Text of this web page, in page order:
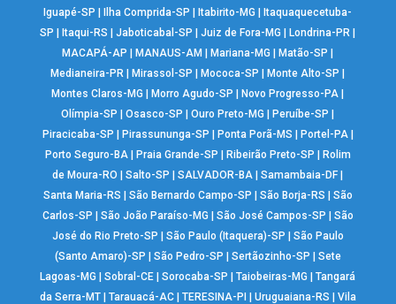
Iguapé-SP
Ilha Comprida-SP Itabirito-MG
Itaquaquecetuba-
SP
Itaqui-RS |Jaboticabal-SP |Juiz de Fora-MG Londrina-PR
MACAPÁ-AP
MANAUS-AM Mariana-MG Matão-SP
Medianeira-PR
Mirassol-SP Mococa-SP Monte Alto-SP
Montes Claros-MG
Morro Agudo-SP Novo Progresso-PA
Olímpia-SP
|Osasco-SP |Ouro Preto-MG Peruíbe-SP
Piracicaba-SP
Pirassununga-SP Ponta Porã-MS Portel-PA|
Porto Seguro-BA| Praia Grande-SP Ribeirão Preto-SP
Rolim
de Moura-RO
|Salto-SP |SALVADOR-BA |Samambaia-DF
Santa Maria-RS
São Bernardo Campo-SP São Borja-RS
São
Carlos-SP
São João Paraíso-MG São José Campos-SP
São
José do Rio Preto-SP
São Paulo (Itaquera)-SP
São Paulo
(Santo Amaro)-SP
São Pedro-SP Sertãozinho-SP
Sete
Lagoas-MG
|Sobral-CE |Sorocaba-SP |Taiobeiras-MG |Tangará
da Serra-MT| Tarauacá-AC| TERESINA-PI Uruguaiana-RS Vila